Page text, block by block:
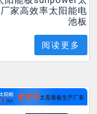
家高效率太阳能电
池板
阅读更多